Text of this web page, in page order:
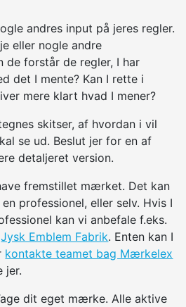
andres input på jeres regler.
eller nogle andre
de forstår de regler, I har
det I mente? Kan I rette i
mere klart hvad I mener?
skitser, af hvordan i vil
se ud. Beslut jer for en af
detaljeret version.
fremstillet mærket. Det kan
professionel, eller selv. Hvis I
kan vi anbefale f.eks.
Jysk Emblem Fabrik. Enten kan I
kontakte teamet bag Mærkelex
jer.
dit eget mærke. Alle aktive